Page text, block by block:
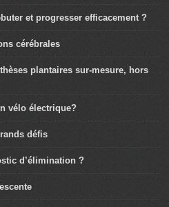
et progresser efficacement ?
cérébrales
plantaires sur-mesure, hors
vélo électrique?
défis
d’élimination ?